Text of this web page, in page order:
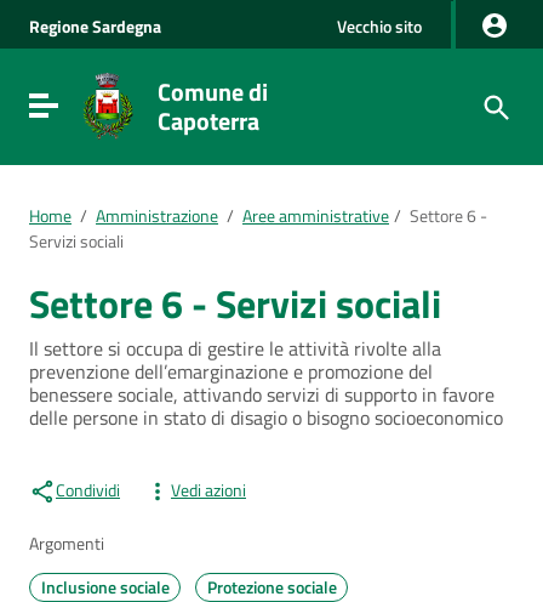
Vai alla navigazione del sito
Vai al Footer
RegioneSardegna Vecchio sito
Visualizza/nascondi menu di navigazione
Comune di
Capoterra
Home / Amministrazione / Aree amministrative/ Settore 6 -
Servizi sociali
Settore 6 - Servizi sociali
Il settore si occupa di gestire le attività rivolte alla
prevenzione dell’emarginazione e promozione del
benessere sociale, attivando servizi di supporto in favore
delle persone in stato di disagio o bisogno socioeconomico
Condividi Vedi azioni
Argomenti
Inclusione sociale
Protezione sociale